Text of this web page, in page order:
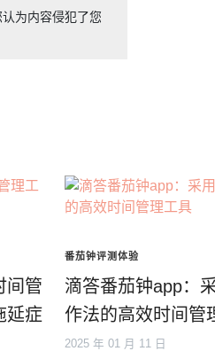
为内容侵犯了您
间管
延症
番茄钟评测体验
滴答番茄钟app：
作法的高效时间管
2025 年 01 月 11 日